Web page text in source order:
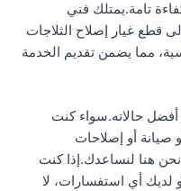
تامة.يمتلك فني
قطع غيار إصلاح الثلاجات
مما يضمن تقديم الخدمة
حالاته.سواء كنت
صيانة أو إصلاحات
هنا لنساعدك.إذا كنت
لديك أي استفسارات، لا